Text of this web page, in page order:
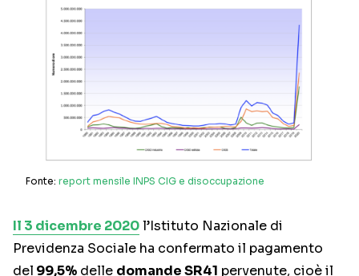
Fonte: report mensile INPS CIG e disoccupazione
Il 3 dicembre 2020l’Istituto Nazionale di
Previdenza Sociale ha confermato il pagamento
del 99,5% delle domande SR41 pervenute, cioè il